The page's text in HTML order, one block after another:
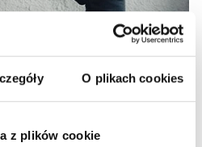
O plikach cookies
z plików cookie
dla mężczyzn
białka, a ile tłuszczu na